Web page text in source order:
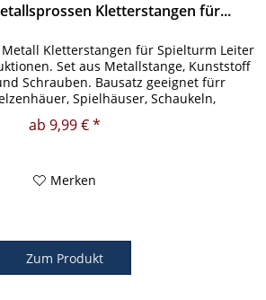
Kletterstangen für...
Metall Kletterstangen für Spielturm Leiter
Set aus Metallstange, Kunststoff
Schrauben. Bausatz geeignet fürr
Spielhäuser, Schaukeln,
Klettertürme...
ab 9,99 € *
Merken
Zum Produkt